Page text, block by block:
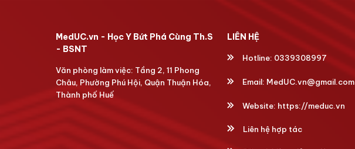
MedUC.vn - Học Y Bứt Phá Cùng Th.S
- BSNT
Văn phòng làm việc: Tầng 2, 11 Phong
Châu, Phường Phú Hội, Quận Thuận Hóa,
Thành phố Huế
LIÊN HỆ
Hotline: 0339308997
Email: MedUC.vn@gmail.com
Website: https://meduc.vn
Liên hệ hợp tác